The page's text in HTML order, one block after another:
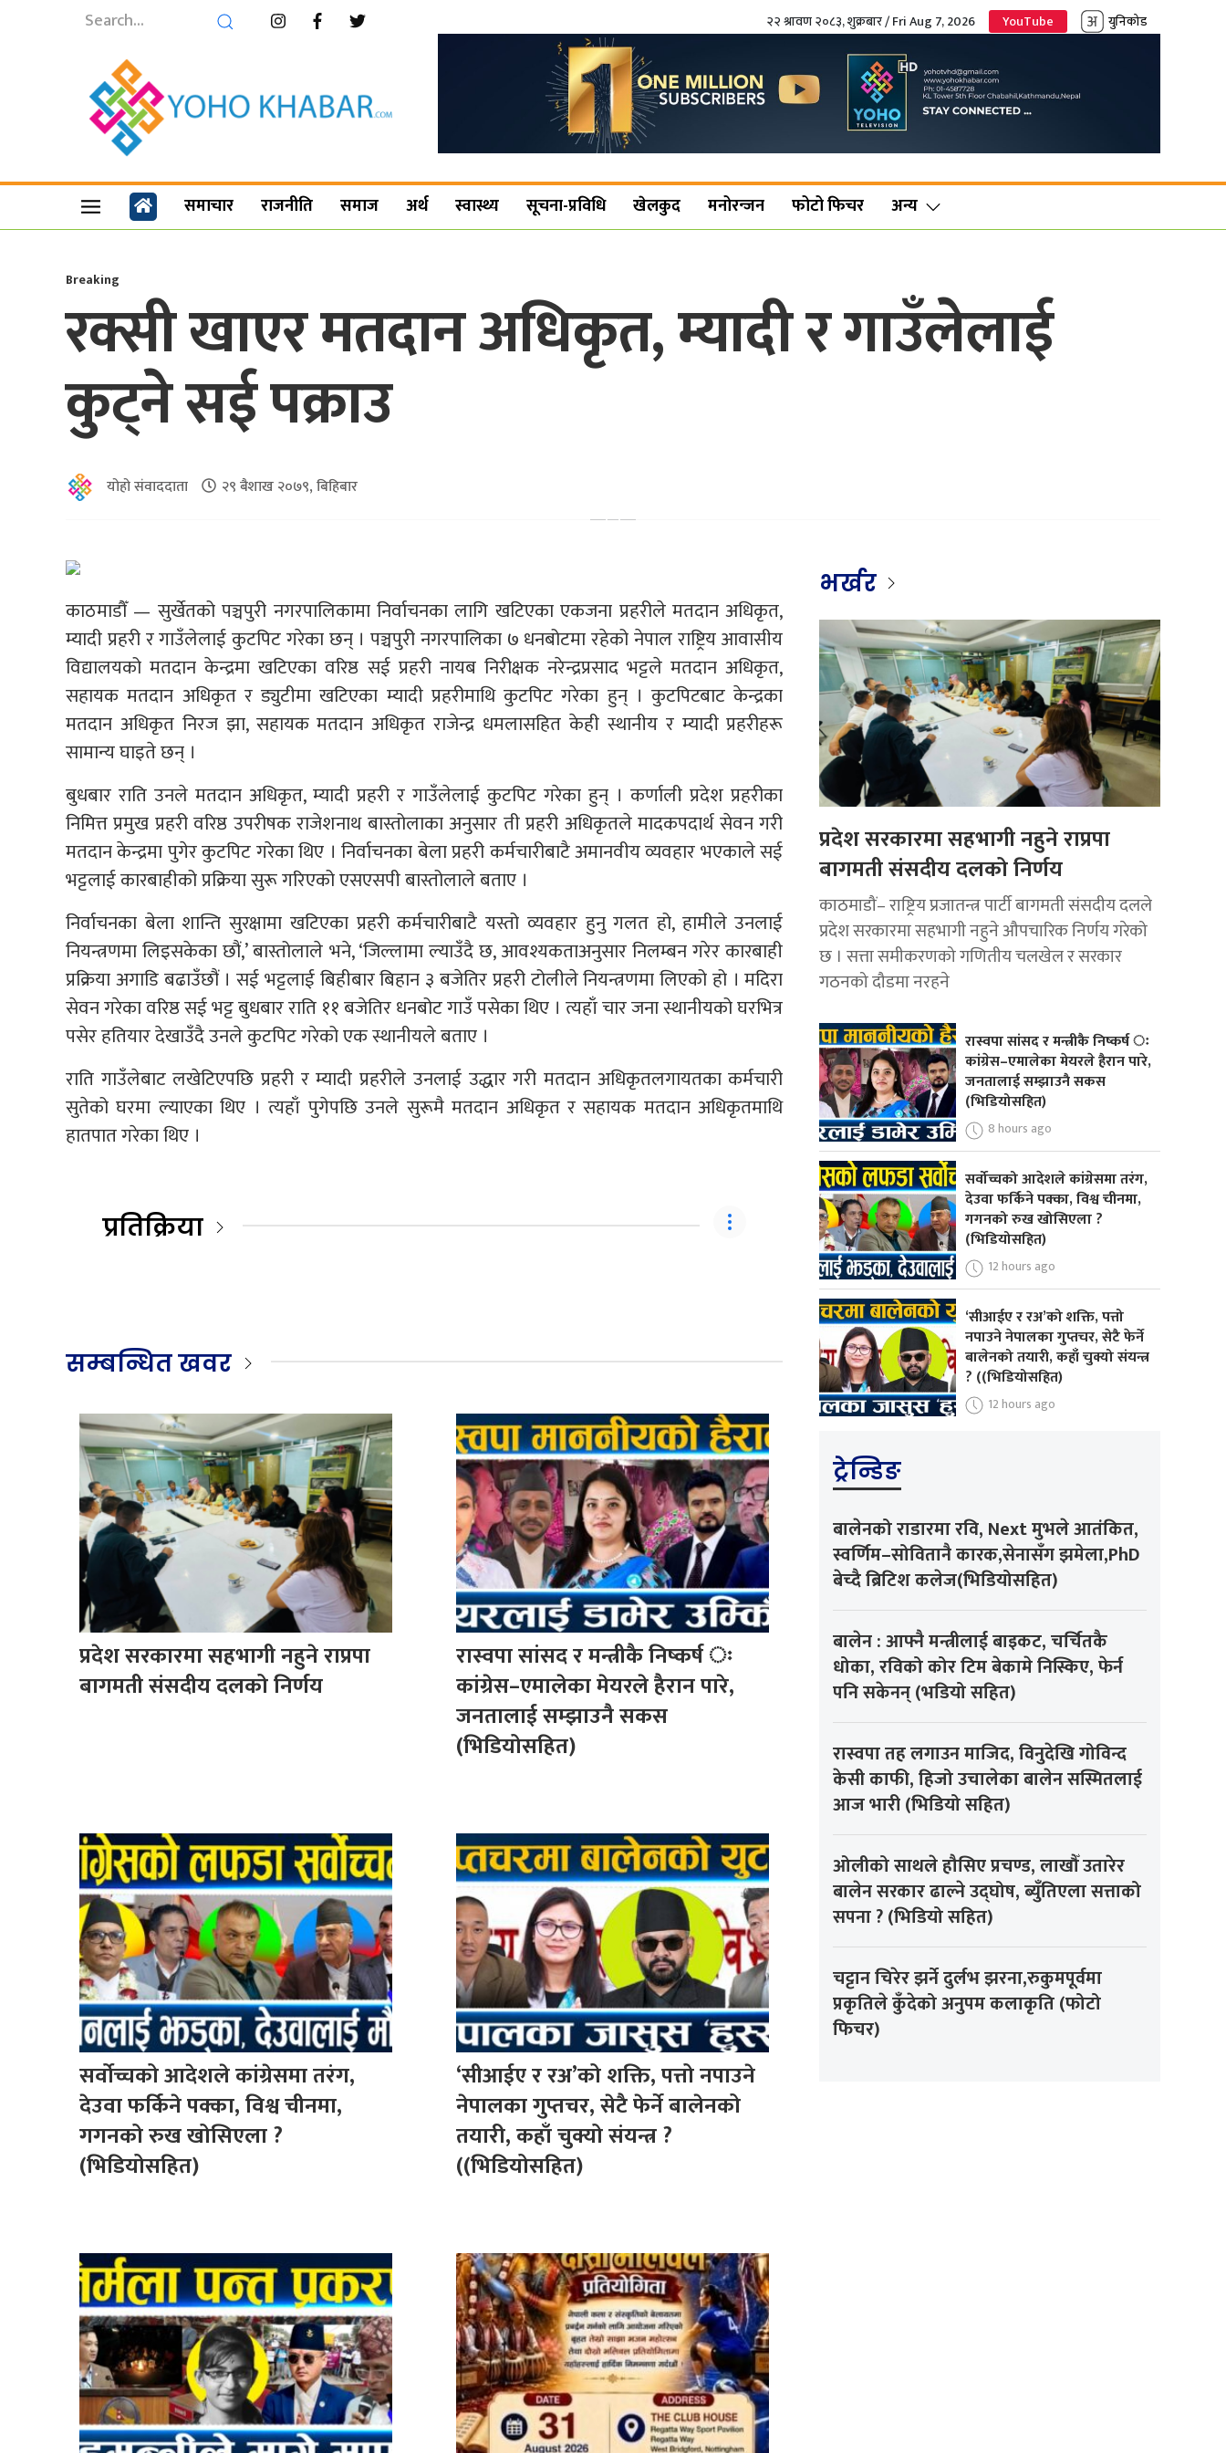
२२ श्रावण २०८३, शुक्रबार / Fri Aug 7, 2026 YouTube युनिकोड
समाचार राजनीति समाज अर्थ स्वास्थ्य सूचना-प्रविधि खेलकुद मनोरन्जन फोटो फिचर अन्य
Breaking
रक्सी खाएर मतदान अधिकृत, म्यादी र गाउँलेलाई
कुट्ने सई पक्राउ
योहो संवाददाता २९ बैशाख २०७९, बिहिबार
काठमाडौँ — सुर्खेतको पञ्चपुरी नगरपालिकामा निर्वाचनका लागि खटिएका एकजना प्रहरीले मतदान अधिकृत,
म्यादी प्रहरी र गाउँलेलाई कुटपिट गरेका छन् । पञ्चपुरी नगरपालिका ७ धनबोटमा रहेको नेपाल राष्ट्रिय आवासीय
विद्यालयको मतदान केन्द्रमा खटिएका वरिष्ठ सई प्रहरी नायब निरीक्षक नरेन्द्रप्रसाद भट्टले मतदान अधिकृत,
सहायक मतदान अधिकृत र ड्युटीमा खटिएका म्यादी प्रहरीमाथि कुटपिट गरेका हुन् । कुटपिटबाट केन्द्रका
मतदान अधिकृत निरज झा, सहायक मतदान अधिकृत राजेन्द्र धमलासहित केही स्थानीय र म्यादी प्रहरीहरू
सामान्य घाइते छन् ।
बुधबार राति उनले मतदान अधिकृत, म्यादी प्रहरी र गाउँलेलाई कुटपिट गरेका हुन् । कर्णाली प्रदेश प्रहरीका
निमित्त प्रमुख प्रहरी वरिष्ठ उपरीषक राजेशनाथ बास्तोलाका अनुसार ती प्रहरी अधिकृतले मादकपदार्थ सेवन गरी
मतदान केन्द्रमा पुगेर कुटपिट गरेका थिए । निर्वाचनका बेला प्रहरी कर्मचारीबाटै अमानवीय व्यवहार भएकाले सई
भट्टलाई कारबाहीको प्रक्रिया सुरू गरिएको एसएसपी बास्तोलाले बताए ।
निर्वाचनका बेला शान्ति सुरक्षामा खटिएका प्रहरी कर्मचारीबाटै यस्तो व्यवहार हुनु गलत हो, हामीले उनलाई
नियन्त्रणमा लिइसकेका छौं,’ बास्तोलाले भने, ‘जिल्लामा ल्याउँदै छ, आवश्यकताअनुसार निलम्बन गरेर कारबाही
प्रक्रिया अगाडि बढाउँछौं । सई भट्टलाई बिहीबार बिहान ३ बजेतिर प्रहरी टोलीले नियन्त्रणमा लिएको हो । मदिरा
सेवन गरेका वरिष्ठ सई भट्ट बुधबार राति ११ बजेतिर धनबोट गाउँ पसेका थिए । त्यहाँ चार जना स्थानीयको घरभित्र
पसेर हतियार देखाउँदै उनले कुटपिट गरेको एक स्थानीयले बताए ।
राति गाउँलेबाट लखेटिएपछि प्रहरी र म्यादी प्रहरीले उनलाई उद्धार गरी मतदान अधिकृतलगायतका कर्मचारी
सुतेको घरमा ल्याएका थिए । त्यहाँ पुगेपछि उनले सुरूमै मतदान अधिकृत र सहायक मतदान अधिकृतमाथि
हातपात गरेका थिए ।
प्रतिक्रिया
सम्बन्धित खवर
प्रदेश सरकारमा सहभागी नहुने राप्रपा
बागमती संसदीय दलको निर्णय
रास्वपा सांसद र मन्त्रीकै निष्कर्ष ः
कांग्रेस–एमालेका मेयरले हैरान पारे,
जनतालाई सम्झाउनै सकस
(भिडियोसहित)
सर्वोच्चको आदेशले कांग्रेसमा तरंग,
देउवा फर्किने पक्का, विश्व चीनमा,
गगनको रुख खोसिएला ?
(भिडियोसहित)
‘सीआईए र रअ’को शक्ति, पत्तो नपाउने
नेपालका गुप्तचर, सेटै फेर्ने बालेनको
तयारी, कहाँ चुक्यो संयन्त्र ?
((भिडियोसहित)
भर्खर
प्रदेश सरकारमा सहभागी नहुने राप्रपा
बागमती संसदीय दलको निर्णय
काठमाडौं– राष्ट्रिय प्रजातन्त्र पार्टी बागमती संसदीय दलले
प्रदेश सरकारमा सहभागी नहुने औपचारिक निर्णय गरेको
छ । सत्ता समीकरणको गणितीय चलखेल र सरकार
गठनको दौडमा नरहने
रास्वपा सांसद र मन्त्रीकै निष्कर्ष ः
कांग्रेस–एमालेका मेयरले हैरान पारे,
जनतालाई सम्झाउनै सकस
(भिडियोसहित)
8 hours ago
सर्वोच्चको आदेशले कांग्रेसमा तरंग,
देउवा फर्किने पक्का, विश्व चीनमा,
गगनको रुख खोसिएला ?
(भिडियोसहित)
12 hours ago
‘सीआईए र रअ’को शक्ति, पत्तो
नपाउने नेपालका गुप्तचर, सेटै फेर्ने
बालेनको तयारी, कहाँ चुक्यो संयन्त्र
? ((भिडियोसहित)
12 hours ago
ट्रेन्डिङ
बालेनको राडारमा रवि, Next मुभले आतंकित,
स्वर्णिम–सोवितानै कारक,सेनासँग झमेला,PhD
बेच्दै ब्रिटिश कलेज(भिडियोसहित)
बालेन : आफ्नै मन्त्रीलाई बाइकट, चर्चितकै
धोका, रविको कोर टिम बेकामे निस्किए, फेर्न
पनि सकेनन् (भडियो सहित)
रास्वपा तह लगाउन माजिद, विनुदेखि गोविन्द
केसी काफी, हिजो उचालेका बालेन सस्मितलाई
आज भारी (भिडियो सहित)
ओलीको साथले हौसिए प्रचण्ड, लाखौँ उतारेर
बालेन सरकार ढाल्ने उद्घोष, ब्युँतिएला सत्ताको
सपना ? (भिडियो सहित)
चट्टान चिरेर झर्ने दुर्लभ झरना,रुकुमपूर्वमा
प्रकृतिले कुँदेको अनुपम कलाकृति (फोटो
फिचर)